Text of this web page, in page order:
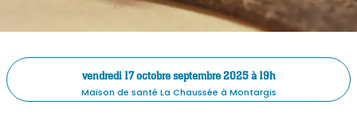
vendredi 17 octobre septembre 2025 à 19h
Maison de santé La Chaussée à Montargis